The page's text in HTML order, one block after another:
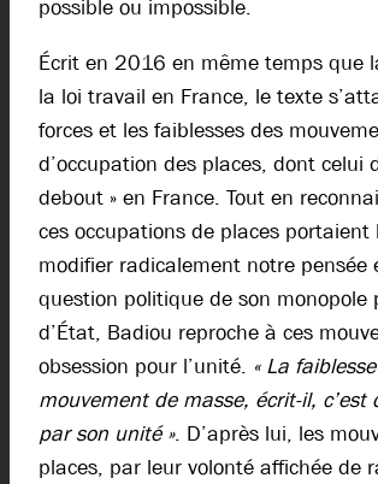
possible ou impossible.
Écrit en 2016 en même temps que
la loi travail en France, le texte
forces et les faiblesses des
d’occupation des places, dont celui
debout » en France. Tout en
ces occupations de places portaient
modifier radicalement notre pensée
question politique de son monopole
d’État, Badiou reproche à ces
obsession pour l’unité. « La
mouvement de masse, écrit-il, c’est
par son unité ». D’après lui, les
places, par leur volonté affichée de